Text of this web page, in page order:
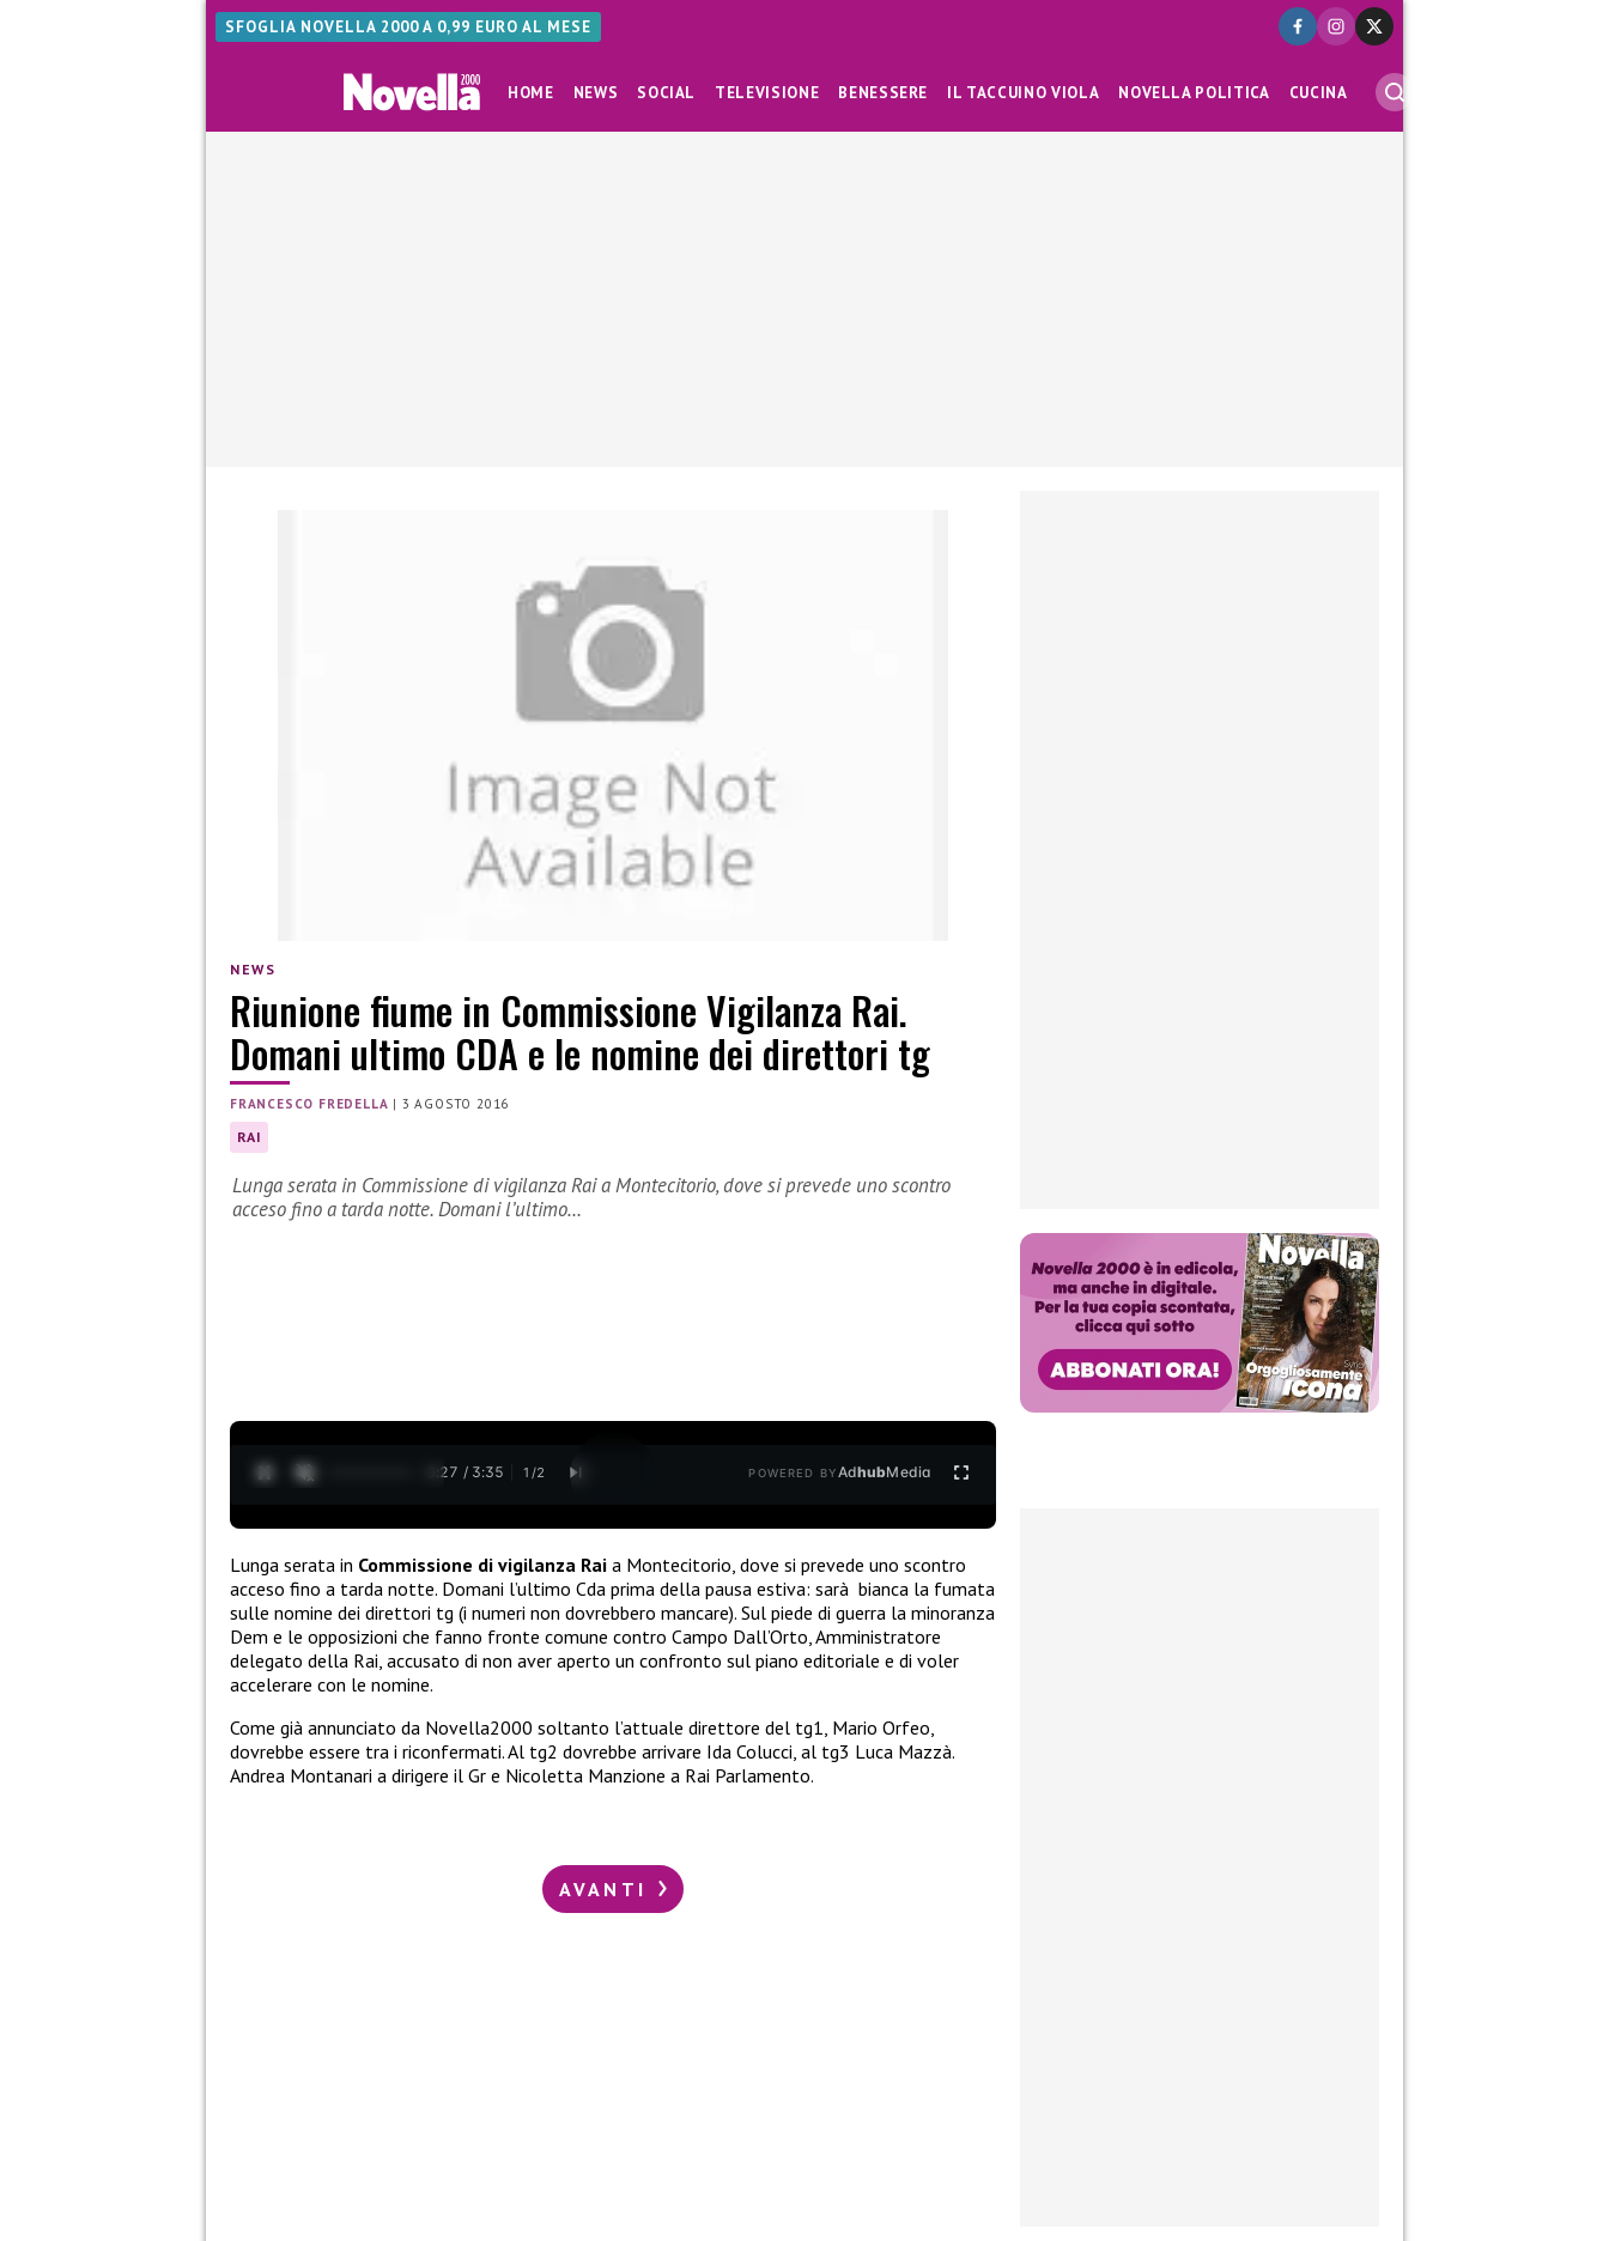
SFOGLIA NOVELLA 2000 A 0,99 EURO AL MESE
HOME NEWS SOCIAL TELEVISIONE BENESSERE IL TACCUINO VIOLA NOVELLA POLITICA CUCINA
NEWS
Riunione fiume in Commissione Vigilanza Rai.
Domani ultimo CDA e le nomine dei direttori tg
FRANCESCO FREDELLA | 3 AGOSTO 2016
RAI
Lunga serata in Commissione di vigilanza Rai a Montecitorio, dove si prevede uno scontro
acceso fino a tarda notte. Domani l’ultimo…
0:28 / 3:35 1 /2 POWERED BYAdhubMedia
Lunga serata in Commissione di vigilanza Rai a Montecitorio, dove si prevede uno scontro
acceso fino a tarda notte. Domani l’ultimo Cda prima della pausa estiva: sarà bianca la fumata
sulle nomine dei direttori tg (i numeri non dovrebbero mancare). Sul piede di guerra la minoranza
Dem e le opposizioni che fanno fronte comune contro Campo Dall’Orto, Amministratore
delegato della Rai, accusato di non aver aperto un confronto sul piano editoriale e di voler
accelerare con le nomine.
Come già annunciato da Novella2000 soltanto l’attuale direttore del tg1, Mario Orfeo,
dovrebbe essere tra i riconfermati. Al tg2 dovrebbe arrivare Ida Colucci, al tg3 Luca Mazzà.
Andrea Montanari a dirigere il Gr e Nicoletta Manzione a Rai Parlamento.
AVANTI